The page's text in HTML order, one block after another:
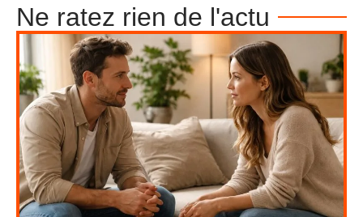
Ne ratez rien de l'actu